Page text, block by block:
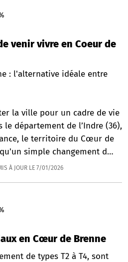
venir vivre en Coeur de
: l'alternative idéale entre
la ville pour un cadre de vie
le département de l’Indre (36),
le territoire du Cœur de
simple changement d…
À JOUR LE 7/01/2026
en Cœur de Brenne
de types T2 à T4, sont